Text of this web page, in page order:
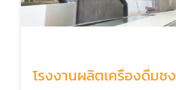
โรงงานผลิตเครื่องดื่มชง